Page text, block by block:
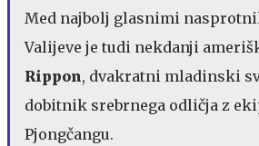
Med najbolj glasnimi
Valijeve je tudi nekdanji
Rippon, dvakratni mladinski
dobitnik srebrnega odličja z
Pjongčangu.